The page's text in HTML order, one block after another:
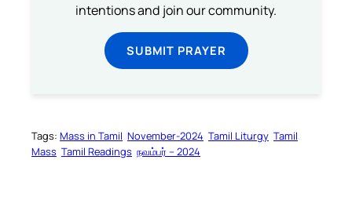
intentions and join our community.
SUBMIT PRAYER
Tags: Mass in Tamil November-2024 Tamil Liturgy Tamil
Mass Tamil Readings நவம்பர் – 2024